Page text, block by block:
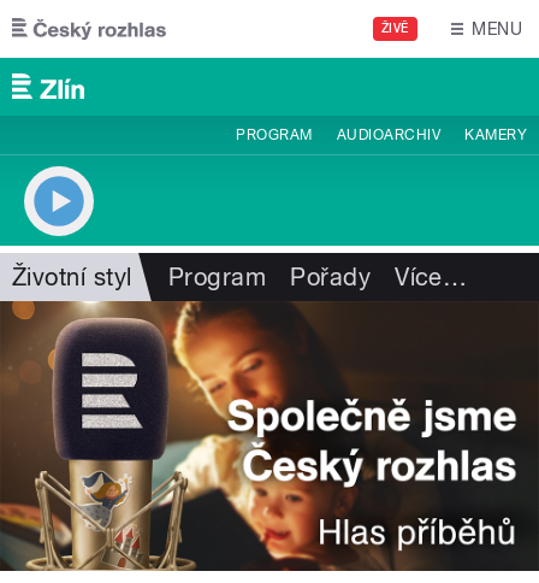
Přejít k hlavnímu obsahu
ŽIVĚ MENU
PROGRAM AUDIOARCHIV KAMERY
Životní styl Program Pořady Více…